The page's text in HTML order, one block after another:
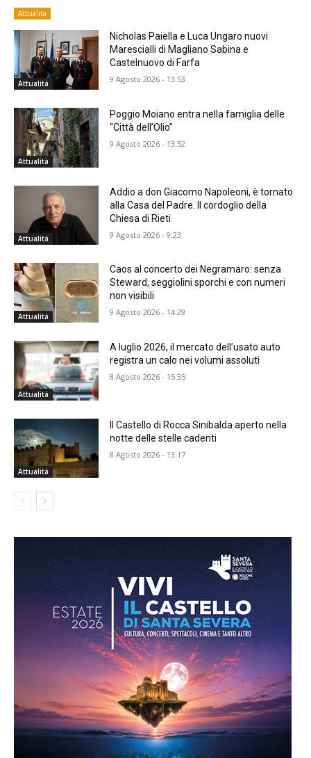
Attualità
Attualità
Nicholas Paiella e Luca Ungaro nuovi
Marescialli di Magliano Sabina e
Castelnuovo di Farfa
9 Agosto 2026 - 13:53
Attualità
Poggio Moiano entra nella famiglia delle
“Città dell’Olio”
9 Agosto 2026 - 13:52
Attualità
Addio a don Giacomo Napoleoni, è tornato
alla Casa del Padre. Il cordoglio della
Chiesa di Rieti
9 Agosto 2026 - 9:23
Attualità
Caos al concerto dei Negramaro: senza
Steward, seggiolini sporchi e con numeri
non visibili
9 Agosto 2026 - 14:29
Attualità
A luglio 2026, il mercato dell’usato auto
registra un calo nei volumi assoluti
8 Agosto 2026 - 15:35
Attualità
Il Castello di Rocca Sinibalda aperto nella
notte delle stelle cadenti
8 Agosto 2026 - 13:17